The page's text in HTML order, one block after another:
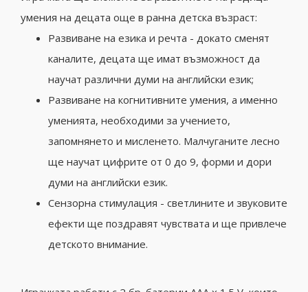
умения на децата още в ранна детска възраст:
Развиване на езика и речта - докато сменят
каналите, децата ще имат възможност да
научат различни думи на английски език;
Развиване на когнитивните умения, а именно
уменията, необходими за учението,
запомнянето и мисленето. Малчуганите лесно
ще научат цифрите от 0 до 9, форми и дори
думи на английски език.
Сензорна стимулация - светлините и звуковите
ефекти ще поздравят чувствата и ще привлече
детското внимание.